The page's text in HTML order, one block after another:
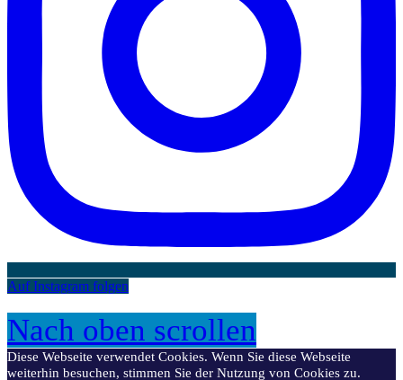
Auf Instagram folgen
Nach oben scrollen
Diese Webseite verwendet Cookies. Wenn Sie diese Webseite
weiterhin besuchen, stimmen Sie der Nutzung von Cookies zu.